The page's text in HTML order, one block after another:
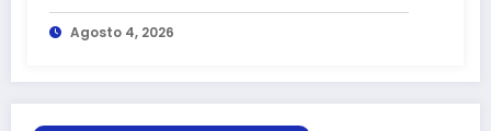
Agosto 4, 2026